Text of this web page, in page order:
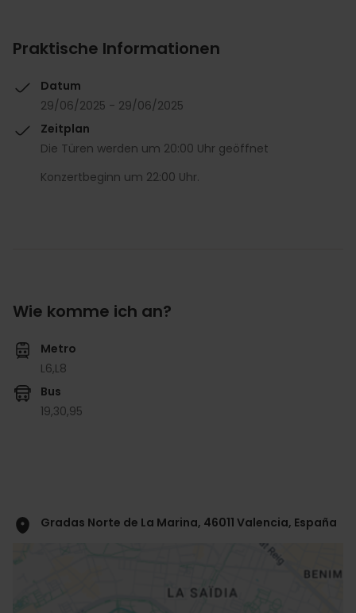
Praktische Informationen
Datum
29/06/2025 - 29/06/2025
Zeitplan
Die Türen werden um 20:00 Uhr geöffnet
Konzertbeginn um 22:00 Uhr.
Wie komme ich an?
Metro
L6,L8
Bus
19,30,95
Gradas Norte de La Marina, 46011 Valencia, España